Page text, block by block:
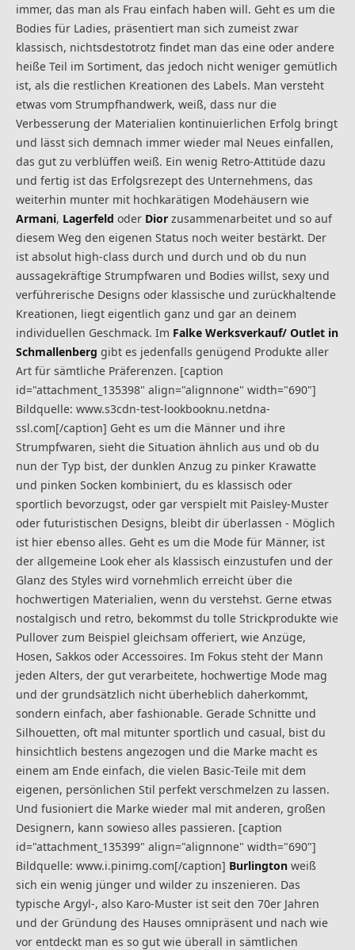
immer, das man als Frau einfach haben will. Geht es um die
Bodies für Ladies, präsentiert man sich zumeist zwar
klassisch, nichtsdestotrotz findet man das eine oder andere
heiße Teil im Sortiment, das jedoch nicht weniger gemütlich
ist, als die restlichen Kreationen des Labels. Man versteht
etwas vom Strumpfhandwerk, weiß, dass nur die
Verbesserung der Materialien kontinuierlichen Erfolg bringt
und lässt sich demnach immer wieder mal Neues einfallen,
das gut zu verblüffen weiß. Ein wenig Retro-Attitüde dazu
und fertig ist das Erfolgsrezept des Unternehmens, das
weiterhin munter mit hochkarätigen Modehäusern wie
Armani, Lagerfeld oder Dior zusammenarbeitet und so auf
diesem Weg den eigenen Status noch weiter bestärkt. Der
ist absolut high-class durch und durch und ob du nun
aussagekräftige Strumpfwaren und Bodies willst, sexy und
verführerische Designs oder klassische und zurückhaltende
Kreationen, liegt eigentlich ganz und gar an deinem
individuellen Geschmack. Im Falke Werksverkauf/ Outlet in
Schmallenberg gibt es jedenfalls genügend Produkte aller
Art für sämtliche Präferenzen. [caption
id="attachment_135398" align="alignnone" width="690"]
Bildquelle: www.s3cdn-test-lookbooknu.netdna-
ssl.com[/caption] Geht es um die Männer und ihre
Strumpfwaren, sieht die Situation ähnlich aus und ob du
nun der Typ bist, der dunklen Anzug zu pinker Krawatte
und pinken Socken kombiniert, du es klassisch oder
sportlich bevorzugst, oder gar verspielt mit Paisley-Muster
oder futuristischen Designs, bleibt dir überlassen - Möglich
ist hier ebenso alles. Geht es um die Mode für Männer, ist
der allgemeine Look eher als klassisch einzustufen und der
Glanz des Styles wird vornehmlich erreicht über die
hochwertigen Materialien, wenn du verstehst. Gerne etwas
nostalgisch und retro, bekommst du tolle Strickprodukte wie
Pullover zum Beispiel gleichsam offeriert, wie Anzüge,
Hosen, Sakkos oder Accessoires. Im Fokus steht der Mann
jeden Alters, der gut verarbeitete, hochwertige Mode mag
und der grundsätzlich nicht überheblich daherkommt,
sondern einfach, aber fashionable. Gerade Schnitte und
Silhouetten, oft mal mitunter sportlich und casual, bist du
hinsichtlich bestens angezogen und die Marke macht es
einem am Ende einfach, die vielen Basic-Teile mit dem
eigenen, persönlichen Stil perfekt verschmelzen zu lassen.
Und fusioniert die Marke wieder mal mit anderen, großen
Designern, kann sowieso alles passieren. [caption
id="attachment_135399" align="alignnone" width="690"]
Bildquelle: www.i.pinimg.com[/caption] Burlington weiß
sich ein wenig jünger und wilder zu inszenieren. Das
typische Argyl-, also Karo-Muster ist seit den 70er Jahren
und der Gründung des Hauses omnipräsent und nach wie
vor entdeckt man es so gut wie überall in sämtlichen